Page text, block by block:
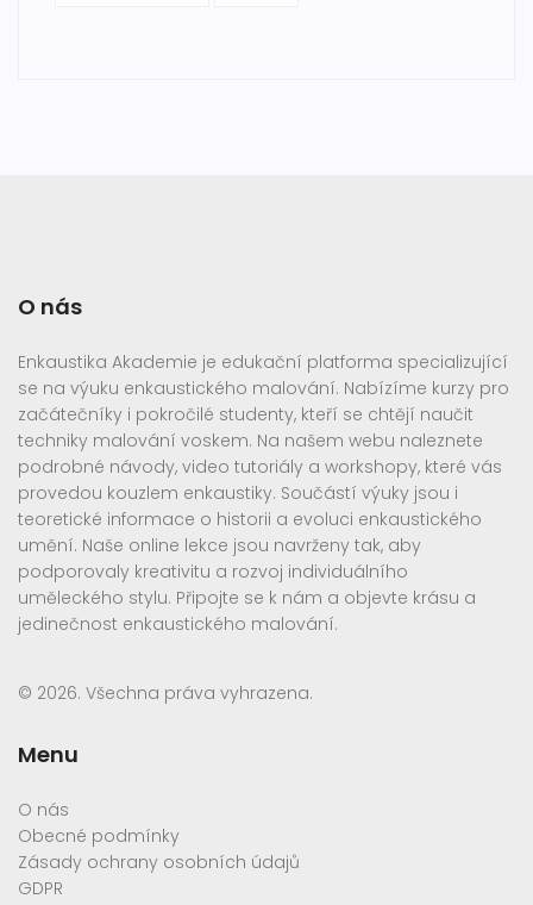
O nás
Enkaustika Akademie je edukační platforma specializující
se na výuku enkaustického malování. Nabízíme kurzy pro
začátečníky i pokročilé studenty, kteří se chtějí naučit
techniky malování voskem. Na našem webu naleznete
podrobné návody, video tutoriály a workshopy, které vás
provedou kouzlem enkaustiky. Součástí výuky jsou i
teoretické informace o historii a evoluci enkaustického
umění. Naše online lekce jsou navrženy tak, aby
podporovaly kreativitu a rozvoj individuálního
uměleckého stylu. Připojte se k nám a objevte krásu a
jedinečnost enkaustického malování.
© 2026. Všechna práva vyhrazena.
Menu
O nás
Obecné podmínky
Zásady ochrany osobních údajů
GDPR